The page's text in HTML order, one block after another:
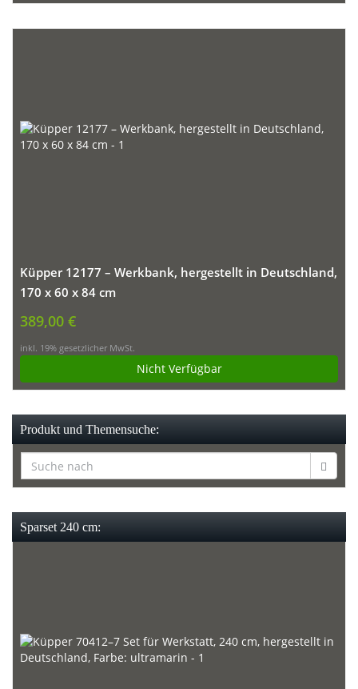
Küpper 12177 – Werkbank, hergestellt in Deutschland,
170 x 60 x 84 cm
389,00 €
inkl. 19% gesetzlicher MwSt.
Nicht Verfügbar
Produkt und Themensuche:
Sparset 240 cm: